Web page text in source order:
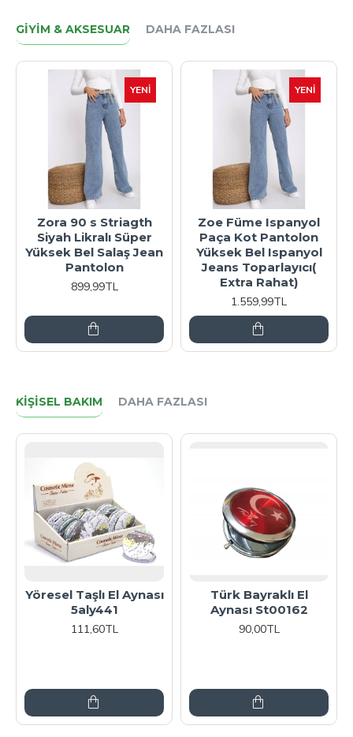
GIYIM & AKSESUAR DAHA FAZLASI
YENI
Zora 90 s Striagth
Siyah Likralı Süper
Yüksek Bel Salaş Jean
Pantolon
899,99TL
YENI
Zoe Füme Ispanyol
Paça Kot Pantolon
Yüksek Bel Ispanyol
Jeans Toparlayıcı(
Extra Rahat)
1.559,99TL
KIŞISEL BAKIM DAHA FAZLASI
Yöresel Taşlı El Aynası
5aly441
111,60TL
Türk Bayraklı El
Aynası St00162
90,00TL